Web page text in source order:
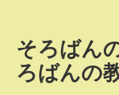
そろばん
ろばんの